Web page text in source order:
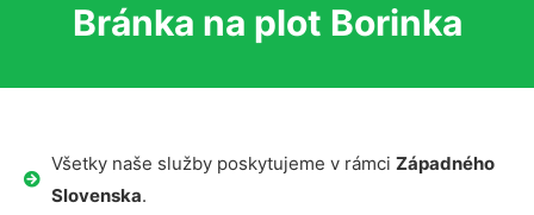
Bránka na plot Borinka
Všetky naše služby poskytujeme v rámci Západného
Slovenska.